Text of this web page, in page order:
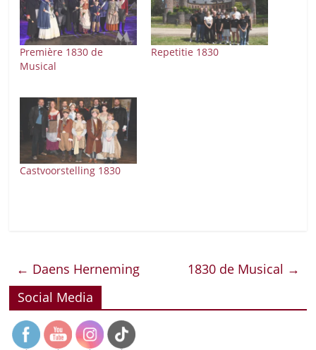
Première 1830 de
Musical
Repetitie 1830
Castvoorstelling 1830
← Daens Herneming 1830 de Musical →
Social Media